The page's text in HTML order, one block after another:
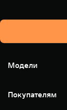
Модели
TANK 400
TANK 500
Покупателям